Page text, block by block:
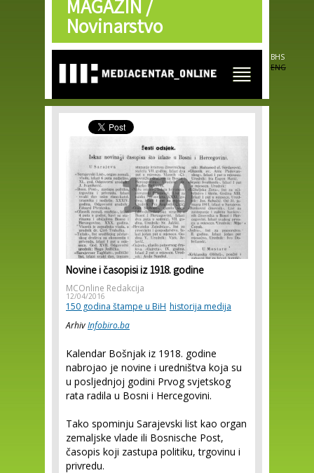
Skip to
main
content
MAGAZIN /
Novinarstvo
BHS
ENG
Novine i časopisi iz 1918. godine
MCOnline Redakcija
12/04/2016
150 godina štampe u BiH historija medija
ArhivInfobiro.ba
Kalendar Bošnjak iz 1918. godine
nabrojao je novine i uredništva koja su
u posljednjoj godini Prvog svjetskog
rata radila u Bosni i Hercegovini.
Tako spominju Sarajevski list kao organ
zemaljske vlade ili Bosnische Post,
časopis koji zastupa politiku, trgovinu i
privredu.